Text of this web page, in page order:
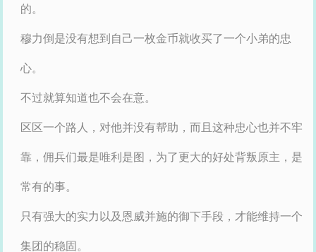
的。
穆力倒是没有想到自己一枚金币就收买了一个小弟的忠
心。
不过就算知道也不会在意。
区区一个路人，对他并没有帮助，而且这种忠心也并不牢
靠，佣兵们最是唯利是图，为了更大的好处背叛原主，是
常有的事。
只有强大的实力以及恩威并施的御下手段，才能维持一个
集团的稳固。